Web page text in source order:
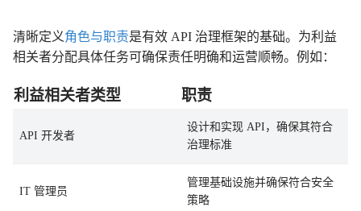
清晰定义角色与职责是有效 API 治理框架的基础。为利益
相关者分配具体任务可确保责任明确和运营顺畅。例如：
利益相关者类型 职责
API 开发者
设计和实现 API，确保其符合
治理标准
IT 管理员
管理基础设施并确保符合安全
策略